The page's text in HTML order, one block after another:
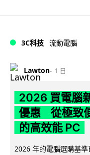
3C科技 流動電腦
Lawton 1 日
2026 買電腦
優惠 從極致
的高效能 PC
2026 年的電腦選購基